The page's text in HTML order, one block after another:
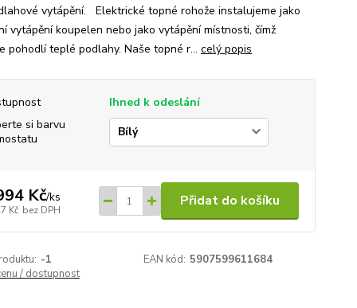
vytápění. Elektrické topné rohože instalujeme jako
vytápění koupelen nebo jako vytápění místnosti, čímž
pohodlí teplé podlahy. Naše topné r... celý popis
Ihned k odeslání
si barvu
Kč/ks
Kč bez DPH
Přidat do košíku
-1 EAN kód: 5907599611684
/ dostupnost